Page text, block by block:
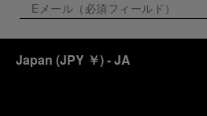
Japan (JPY ￥)- JA